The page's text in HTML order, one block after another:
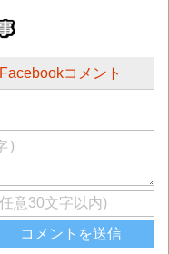
Facebookコメント